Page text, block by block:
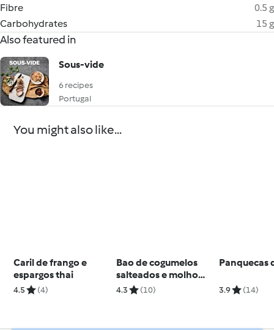
Fibre
0.5 g
Carbohydrates
15 g
Also featured in
Sous-vide
6 recipes
Portugal
You might also like...
Caril de frango e
espargos thai
4.5 (4)
Bao de cogumelos
salteados e molho
barbecue
4.3 (10)
Panquecas
3.9 (14)